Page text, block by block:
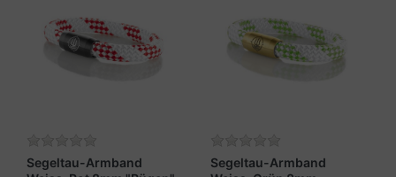
Segeltau-Armband
Segeltau-Armband